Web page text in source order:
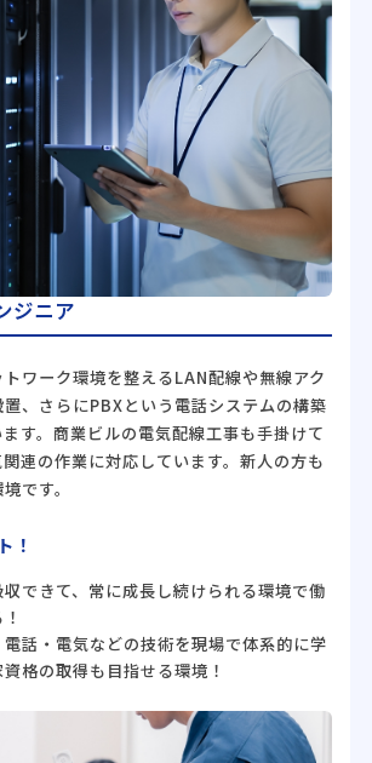
ジニア
ワーク環境を整えるLAN配線や無線アク
、さらにPBXという電話システムの構築
す。商業ビルの電気配線工事も手掛けて
連の作業に対応しています。新人の方も
です。
！
できて、常に成長し続けられる環境で働
話・電気などの技術を現場で体系的に学
格の取得も目指せる環境！